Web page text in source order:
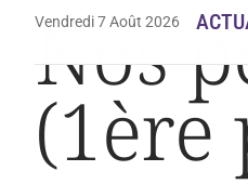
Vendredi 7 Août 2026
Nos
(1ère